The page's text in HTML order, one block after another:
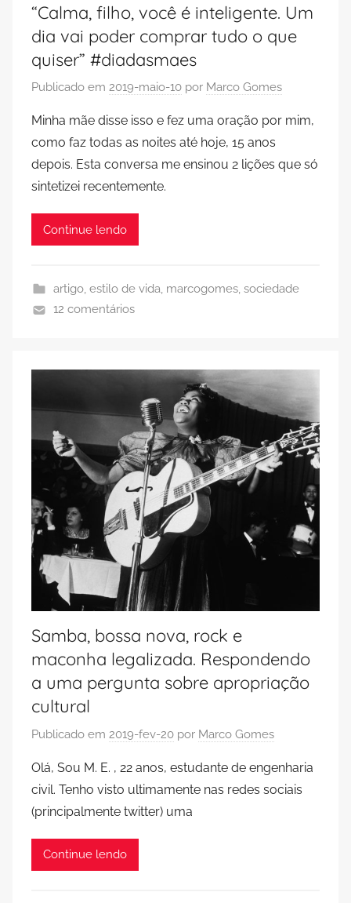
“Calma, filho, você é inteligente. Um
dia vai poder comprar tudo o que
quiser” #diadasmaes
Publicado em 2019-maio-10 por Marco Gomes
Minha mãe disse isso e fez uma oração por mim,
como faz todas as noites até hoje, 15 anos
depois. Esta conversa me ensinou 2 lições que só
sintetizei recentemente.
Continue lendo
artigo, estilo de vida, marcogomes, sociedade
12 comentários
Samba, bossa nova, rock e
maconha legalizada. Respondendo
a uma pergunta sobre apropriação
cultural
Publicado em 2019-fev-20 por Marco Gomes
Olá, Sou M. E. , 22 anos, estudante de engenharia
civil. Tenho visto ultimamente nas redes sociais
(principalmente twitter) uma
Continue lendo